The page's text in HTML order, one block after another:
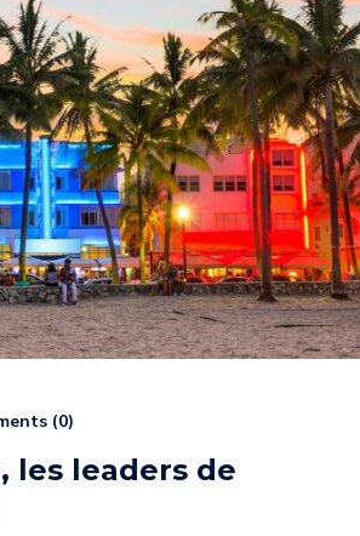
(0)
les leaders de